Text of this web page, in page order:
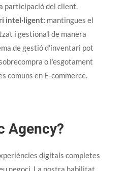
participació del client.
intel·ligent: mantingues el
i gestiona’l de manera
de gestió d’inventari pot
o l’esgotament
comuns en E-commerce.
Agency?
digitals completes
negoci. La nostra habilitat